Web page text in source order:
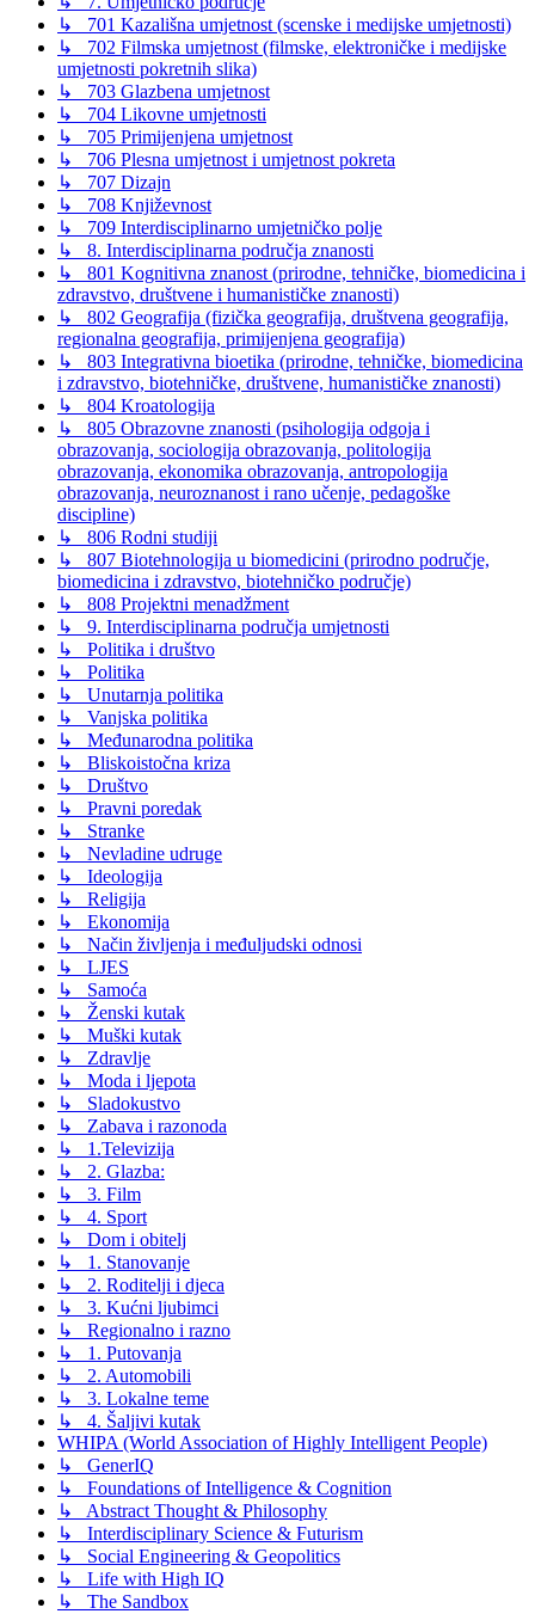
↳ 701 Kazališna umjetnost (scenske i medijske umjetnosti)
↳ 702 Filmska umjetnost (filmske, elektroničke i medijske
umjetnosti pokretnih slika)
↳ 703 Glazbena umjetnost
↳ 704 Likovne umjetnosti
↳ 705 Primijenjena umjetnost
↳ 706 Plesna umjetnost i umjetnost pokreta
↳ 707 Dizajn
↳ 708 Književnost
↳ 709 Interdisciplinarno umjetničko polje
↳ 8. Interdisciplinarna područja znanosti
↳ 801 Kognitivna znanost (prirodne, tehničke, biomedicina i
zdravstvo, društvene i humanističke znanosti)
↳ 802 Geografija (fizička geografija, društvena geografija,
regionalna geografija, primijenjena geografija)
↳ 803 Integrativna bioetika (prirodne, tehničke, biomedicina
i zdravstvo, biotehničke, društvene, humanističke znanosti)
↳ 804 Kroatologija
↳ 805 Obrazovne znanosti (psihologija odgoja i
obrazovanja, sociologija obrazovanja, politologija
obrazovanja, ekonomika obrazovanja, antropologija
obrazovanja, neuroznanost i rano učenje, pedagoške
discipline)
↳ 806 Rodni studiji
↳ 807 Biotehnologija u biomedicini (prirodno područje,
biomedicina i zdravstvo, biotehničko područje)
↳ 808 Projektni menadžment
↳ 9. Interdisciplinarna područja umjetnosti
↳ Politika i društvo
↳ Politika
↳ Unutarnja politika
↳ Vanjska politika
↳ Međunarodna politika
↳ Bliskoistočna kriza
↳ Društvo
↳ Pravni poredak
↳ Stranke
↳ Nevladine udruge
↳ Ideologija
↳ Religija
↳ Ekonomija
↳ Način življenja i međuljudski odnosi
↳ LJES
↳ Samoća
↳ Ženski kutak
↳ Muški kutak
↳ Zdravlje
↳ Moda i ljepota
↳ Sladokustvo
↳ Zabava i razonoda
↳ 1.Televizija
↳ 2. Glazba:
↳ 3. Film
↳ 4. Sport
↳ Dom i obitelj
↳ 1. Stanovanje
↳ 2. Roditelji i djeca
↳ 3. Kućni ljubimci
↳ Regionalno i razno
↳ 1. Putovanja
↳ 2. Automobili
↳ 3. Lokalne teme
↳ 4. Šaljivi kutak
WHIPA (World Association of Highly Intelligent People)
↳ GenerIQ
↳ Foundations of Intelligence & Cognition
↳ Abstract Thought & Philosophy
↳ Interdisciplinary Science & Futurism
↳ Social Engineering & Geopolitics
↳ Life with High IQ
↳ The Sandbox